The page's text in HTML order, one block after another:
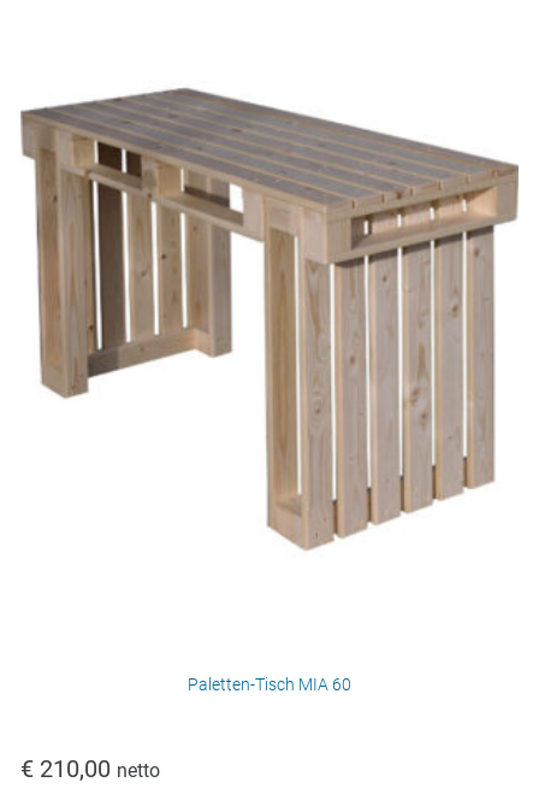
Paletten-Tisch MIA 60
€ 210,00 netto